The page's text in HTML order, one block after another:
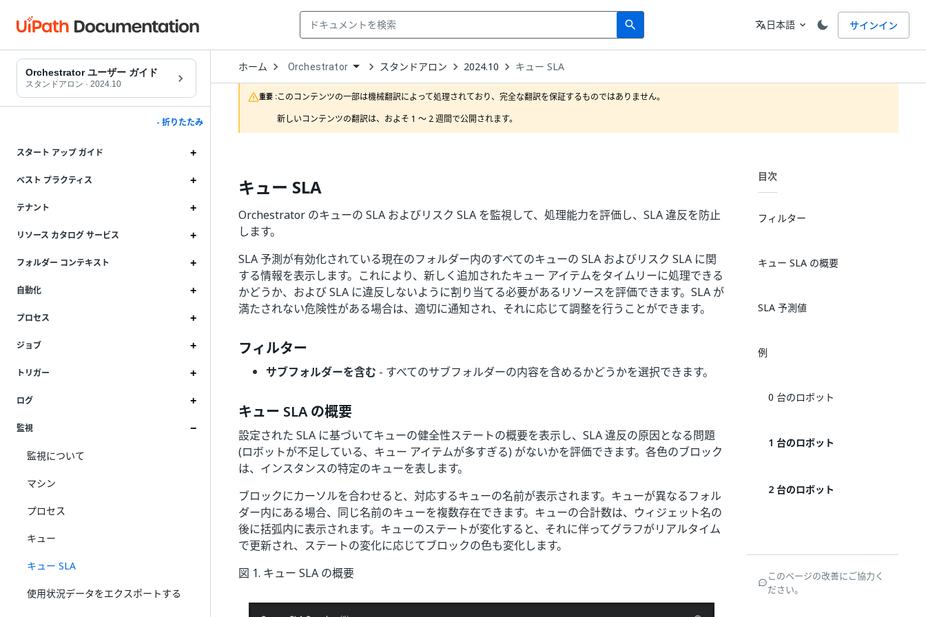
search
Search 言語
translate日本語 expand_more サインイン
Orchestrator ユーザー ガイド
スタンドアロン · 2024.10
- 折りたたみ
スタート アップ ガイド
ベスト プラクティス
テナント
リソース カタログ サービス
フォルダー コンテキスト
自動化
プロセス
ジョブ
トリガー
ログ
監視
監視について
マシン
プロセス
キュー
キュー SLA
使用状況データをエクスポートする
ホーム Open
Dropdown
to
choose
product
Orchestrator スタンドアロン 2024.10 キュー SLA
重要 :このコンテンツの一部は機械翻訳によって処理されており、完全な翻訳を保証するものではありません。
新しいコンテンツの翻訳は、およそ 1 ～ 2 週間で公開されます。
キュー SLA
Orchestrator のキューの SLA およびリスク SLA を監視して、処理能力を評価し、SLA 違反を防止
します。
SLA 予測が有効化されている現在のフォルダー内のすべてのキューの SLA およびリスク SLA に関
する情報を表示します。これにより、新しく追加されたキュー アイテムをタイムリーに処理できる
かどうか、および SLA に違反しないように割り当てる必要があるリソースを評価できます。SLA が
満たされない危険性がある場合は、適切に通知され、それに応じて調整を行うことができます。
フィルター
サブフォルダーを含む - すべてのサブフォルダーの内容を含めるかどうかを選択できます。
キュー SLA の概要
設定された SLA に基づいてキューの健全性ステートの概要を表示し、SLA 違反の原因となる問題
(ロボットが不足している、キュー アイテムが多すぎる) がないかを評価できます。各色のブロック
は、インスタンスの特定のキューを表します。
ブロックにカーソルを合わせると、対応するキューの名前が表示されます。キューが異なるフォル
ダー内にある場合、同じ名前のキューを複数存在できます。キューの合計数は、ウィジェット名の
後に括弧内に表示されます。キューのステートが変化すると、それに伴ってグラフがリアルタイム
で更新され、ステートの変化に応じてブロックの色も変化します。
図 1. キュー SLA の概要
目次
フィルター
キュー SLA の概要
SLA 予測値
例
0 台のロボット
1 台のロボット
2 台のロボット
このページの改善にご協力く
ださい。